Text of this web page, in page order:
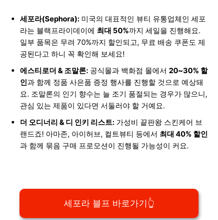
세포라(Sephora): 미국의 대표적인 뷰티 유통업체인 세포
라는 블랙프라이데이에 최대 50%까지 세일을 진행해요.
일부 품목은 무려 70%까지 할인되고, 무료 배송 쿠폰도 제
공된다고 하니 꼭 확인해 보세요!
에스티로더 & 조말론: 공식몰과 백화점 몰에서 20~30% 할
인과 함께 정품 사은품 증정 행사를 진행할 것으로 예상돼
요. 조말론의 인기 향수는 늘 조기 품절되는 경우가 많으니,
관심 있는 제품이 있다면 서둘러야 할 거예요.
더 오디너리 & 디 인키 리스트: 가성비 끝판왕 스킨케어 브
랜드죠! 아마존, 아이허브, 컬트뷰티 등에서 최대 40% 할인
과 함께 묶음 구매 프로모션이 진행될 가능성이 커요.
세포라 블프 바로가기👆